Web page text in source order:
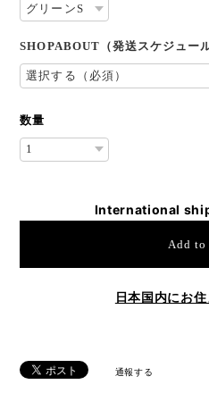
SHOPABOUT（発送スケジュー
数量
International
Add to
日本国内にお
通報する